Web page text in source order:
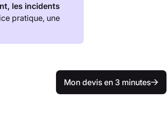
les incidents
pratique, une
Mon devis en 3 minutes